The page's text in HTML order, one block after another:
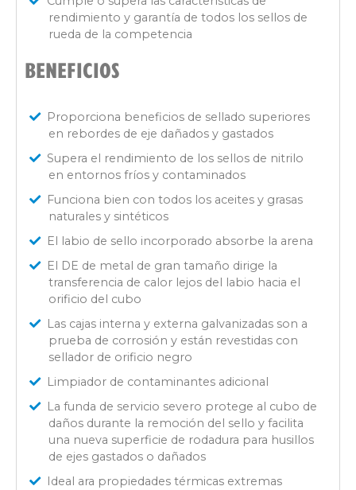
rendimiento y garantía de todos los sellos de
rueda de la competencia
BENEFICIOS
Proporciona beneficios de sellado superiores
en rebordes de eje dañados y gastados
Supera el rendimiento de los sellos de nitrilo
en entornos fríos y contaminados
Funciona bien con todos los aceites y grasas
naturales y sintéticos
El labio de sello incorporado absorbe la arena
El DE de metal de gran tamaño dirige la
transferencia de calor lejos del labio hacia el
orificio del cubo
Las cajas interna y externa galvanizadas son a
prueba de corrosión y están revestidas con
sellador de orificio negro
Limpiador de contaminantes adicional
La funda de servicio severo protege al cubo de
daños durante la remoción del sello y facilita
una nueva superficie de rodadura para husillos
de ejes gastados o dañados
Ideal ara propiedades térmicas extremas